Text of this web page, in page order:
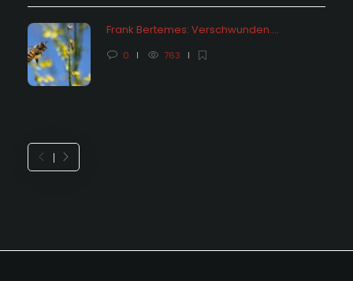
Frank Bertemes: Verschwunden….
0 763